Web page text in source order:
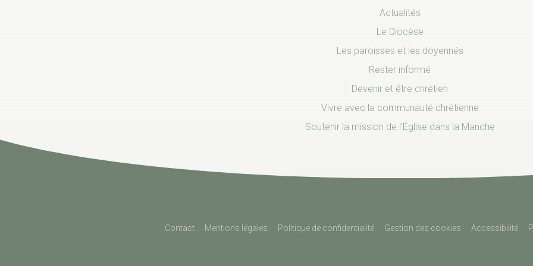
Actualités
Le Diocèse
Les paroisses et les doyennés
Rester informé
Devenir et être chrétien
Vivre avec la communauté chrétienne
Soutenir la mission de l’Église dans la Manche
Contact Mentions légales Politique de confidentialité Gestion des cookies Accessibilité